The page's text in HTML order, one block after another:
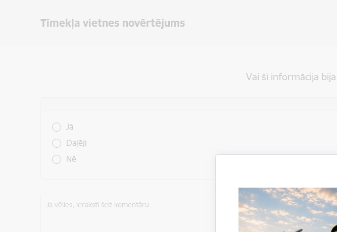
Tīmekļa vietnes novērtējums
Vai šī informācija
Jā
Daļēji
Nē
Ja vēlies, ieraksti šeit komentāru